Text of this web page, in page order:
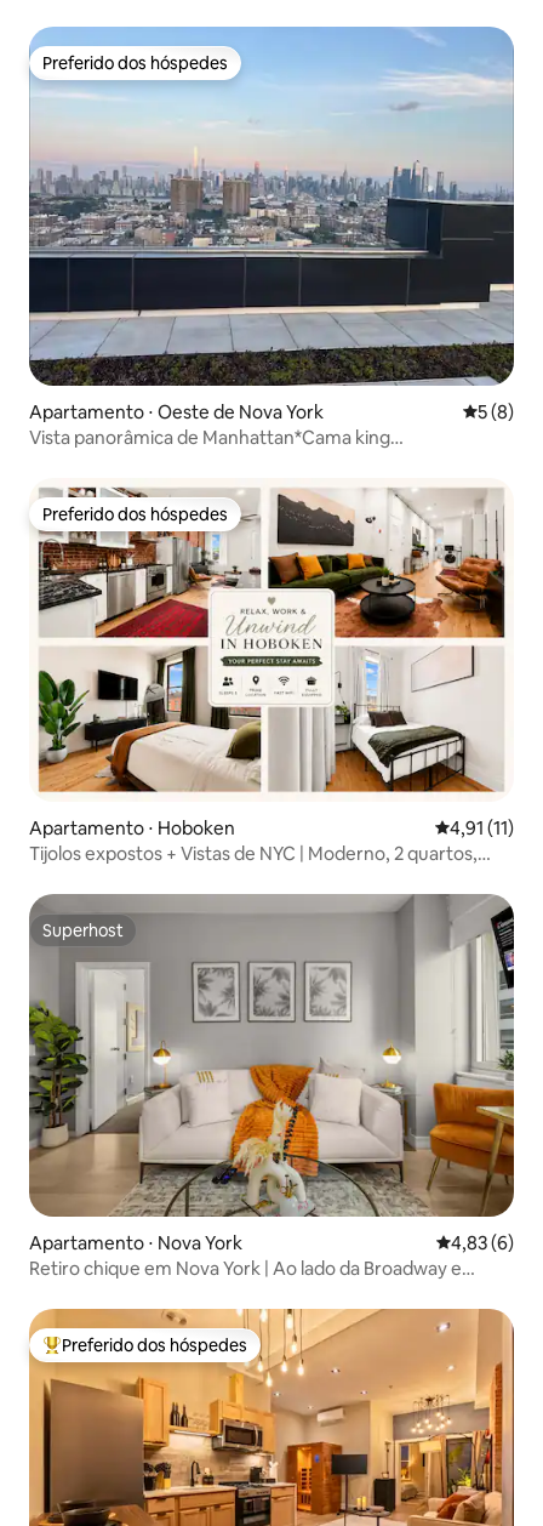
Preferido dos hóspedes
Preferido dos hóspedes
Apartamento ⋅ Oeste de Nova York 5 de
5 (8)
Vista panorâmica de Manhattan*Cama king
Preferido dos hóspedes
Preferido dos hóspedes
Apartamento ⋅ Hoboken 4,91 de uma
4,91 (11)
Tijolos expostos + Vistas de NYC | Moderno, 2 quartos,
Superhost
Superhost
Apartamento ⋅ Nova York 4,83 de uma
4,83 (6)
Retiro chique em Nova York | Ao lado da Broadway e
Entre os melhores preferidos dos hóspedes
Preferido dos hóspedes